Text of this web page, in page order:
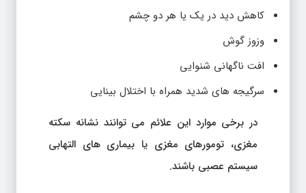
کاهش دید در یک یا هر دو چشم
وزوز گوش
افت ناگهانی شنوایی
سرگیجه های شدید همراه با اختلال بینایی
در برخی موارد این علائم می توانند نشانه سکته
مغزی، تومورهای مغزی یا بیماری های التهابی
سیستم عصبی باشند.